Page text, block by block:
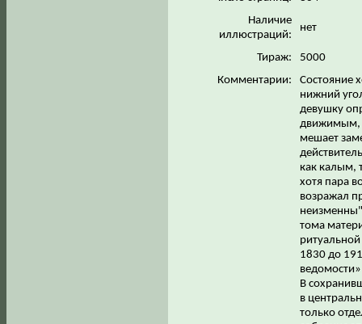
Наличие
иллюстраций:
нет
Тираж:
5000
Комментарии:
Состояние
нижний
девушку
движимым,
мешает
как калым,
хотя пара
возражал
тома
1830 до
В
в
только